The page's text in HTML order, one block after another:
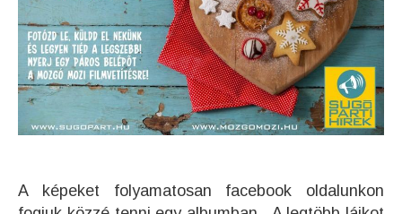
A képeket folyamatosan facebook oldalunkon